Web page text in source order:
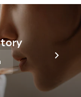
36
Tag,
wird. Neben
auch